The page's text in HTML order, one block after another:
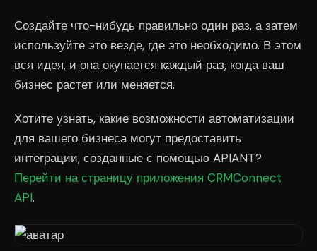
Создайте что-нибудь правильно один раз, а затем
используйте это везде, где это необходимо. В этом
вся идея, и она окупается каждый раз, когда ваш
бизнес растет или меняется.
Хотите узнать, какие возможности автоматизации
для вашего бизнеса могут предоставить
интеграции, созданные с помощью APIANT?
Перейти на страницу приложения CRMConnect
API.